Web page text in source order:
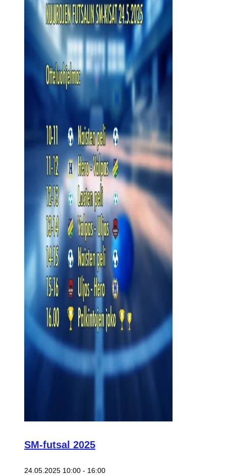
SM-futsal 2025
24.05.2025 10:00 - 16:00